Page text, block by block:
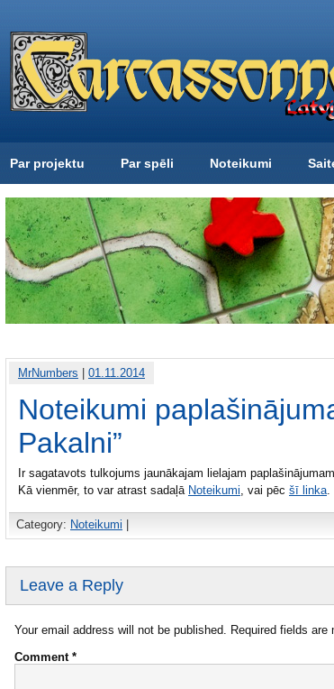
Par projektu Par spēli Noteikumi
MrNumbers 01.11.2014
Noteikumi
Pakalni”
Ir sagatavots tulkojums jaunākajam lielajam
Kā vienmēr, to var atrast sadaļā Noteikumi, vai pēc šī linka.
Category: Noteikumi
Leave a Reply
Your email address will not be published. Required fields are
Comment *